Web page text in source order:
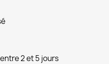
2 et 5 jours